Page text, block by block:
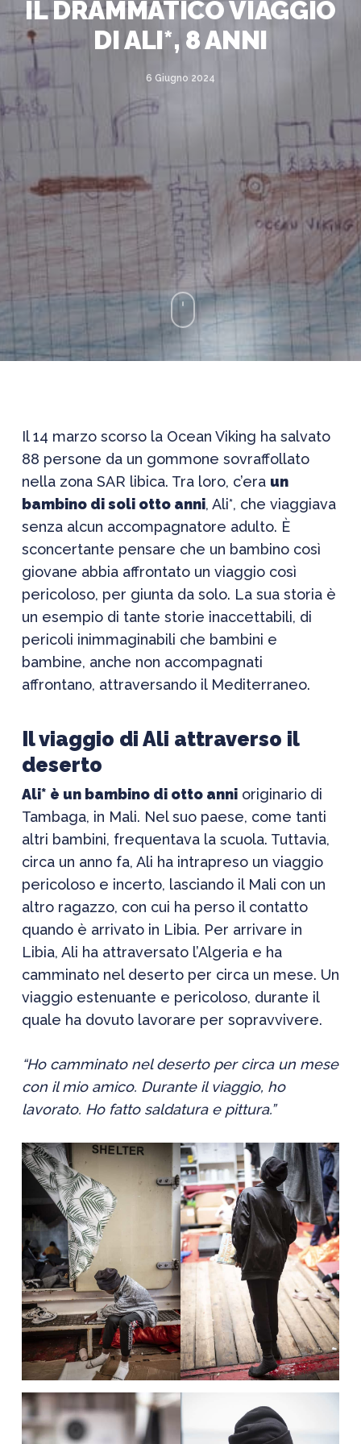
IL DRAMMATICO VIAGGIO
DI ALI*, 8 ANNI
6 Giugno 2024
Il 14 marzo scorso la Ocean Viking ha salvato
88 persone da un gommone sovraffollato
nella zona SAR libica. Tra loro, c’era un
bambino di soli otto anni, Ali*, che viaggiava
senza alcun accompagnatore adulto. È
sconcertante pensare che un bambino così
giovane abbia affrontato un viaggio così
pericoloso, per giunta da solo. La sua storia è
un esempio di tante storie inaccettabili, di
pericoli inimmaginabili che bambini e
bambine, anche non accompagnati
affrontano, attraversando il Mediterraneo.
Il viaggio di Ali attraverso il
deserto
Ali* è un bambino di otto annioriginario di
Tambaga, in Mali. Nel suo paese, come tanti
altri bambini, frequentava la scuola. Tuttavia,
circa un anno fa, Ali ha intrapreso un viaggio
pericoloso e incerto, lasciando il Mali con un
altro ragazzo, con cui ha perso il contatto
quando è arrivato in Libia. Per arrivare in
Libia, Ali ha attraversato l’Algeria e ha
camminato nel deserto per circa un mese. Un
viaggio estenuante e pericoloso, durante il
quale ha dovuto lavorare per sopravvivere.
“Ho camminato nel deserto per circa un mese
con il mio amico. Durante il viaggio, ho
lavorato. Ho fatto saldatura e pittura.”